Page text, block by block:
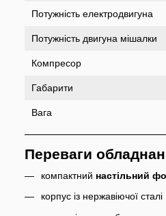
Потужність електродвигуна
Потужність двигуна мішалки
Компресор
Габарити
Вага
Переваги
компактний настільний
корпус із нержавіючої сталі